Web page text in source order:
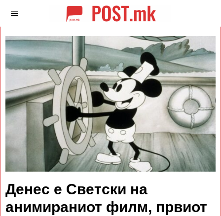
Денес е Светски на
анимираниот филм, првиот